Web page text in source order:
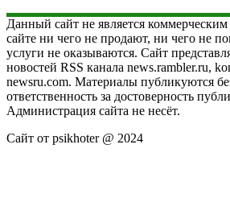
Данный сайт не является
сайте ни чего не продают, ни чего не
услуги не оказываются. Сайт
новостей RSS канала news.rambler.ru,
newsru.com. Материалы публикуются
ответственность за достоверность
Администрация сайта не несёт.
Сайт от psikhoter @ 2024